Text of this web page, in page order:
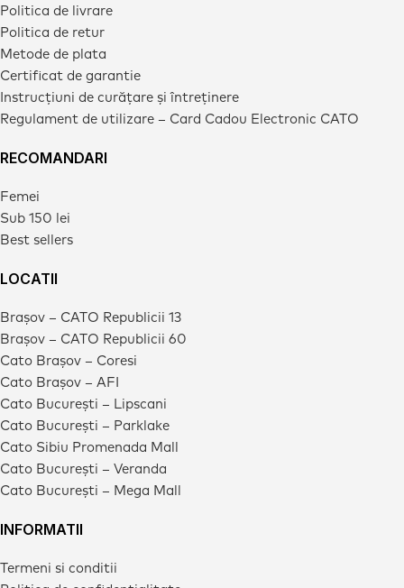
Politica de livrare
Politica de retur
Metode de plata
Certificat de garantie
Instrucțiuni de curățare și întreținere
Regulament de utilizare – Card Cadou Electronic CATO
RECOMANDARI
Femei
Sub 150 lei
Best sellers
LOCATII
Brașov – CATO Republicii 13
Brașov – CATO Republicii 60
Cato Brașov – Coresi
Cato Brașov – AFI
Cato București – Lipscani
Cato București – Parklake
Cato Sibiu Promenada Mall
Cato București – Veranda
Cato București – Mega Mall
INFORMATII
Termeni si conditii